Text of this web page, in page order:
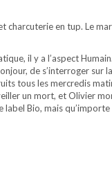
et charcuterie en tup. Le
il y a l’aspect
de s’interroger sur
tous les mercredis
un mort, et Olivier
label Bio, mais qu’importe